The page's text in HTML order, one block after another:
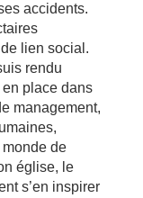
accidents.
lien social.
rendu
place dans
management,
de
église, le
s’en inspirer